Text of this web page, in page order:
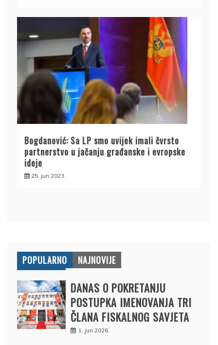
Bogdanović: Sa LP smo uvijek imali čvrsto
partnerstvo u jačanju građanske i evropske
ideje
25. jun 2023.
POPULARNO NAJNOVIJE
DANAS O POKRETANJU
POSTUPKA IMENOVANJA TRI
ČLANA FISKALNOG SAVJETA
1. jun 2026.